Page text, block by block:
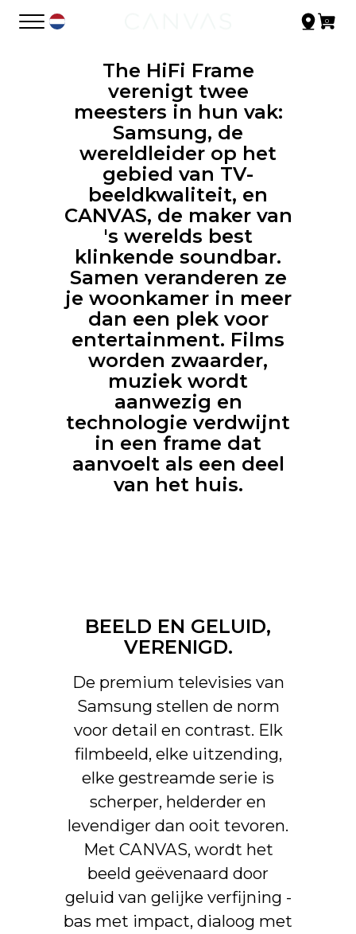
The HiFi Frame
verenigt twee
meesters in hun vak:
Samsung, de
wereldleider op het
gebied van TV-
beeldkwaliteit, en
CANVAS, de maker van
's werelds best
klinkende soundbar.
Samen veranderen ze
je woonkamer in meer
dan een plek voor
entertainment. Films
worden zwaarder,
muziek wordt
aanwezig en
technologie verdwijnt
in een frame dat
aanvoelt als een deel
van het huis.
BEELD EN GELUID,
VERENIGD.
De premium televisies van
Samsung stellen de norm
voor detail en contrast. Elk
filmbeeld, elke uitzending,
elke gestreamde serie is
scherper, helderder en
levendiger dan ooit tevoren.
Met CANVAS, wordt het
beeld geëvenaard door
geluid van gelijke verfijning -
bas met impact, dialoog met